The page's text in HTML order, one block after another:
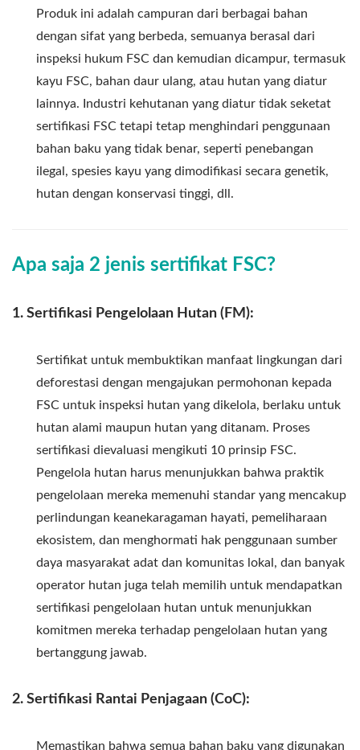
Produk ini adalah campuran dari berbagai bahan
dengan sifat yang berbeda, semuanya berasal dari
inspeksi hukum FSC dan kemudian dicampur, termasuk
kayu FSC, bahan daur ulang, atau hutan yang diatur
lainnya. Industri kehutanan yang diatur tidak seketat
sertifikasi FSC tetapi tetap menghindari penggunaan
bahan baku yang tidak benar, seperti penebangan
ilegal, spesies kayu yang dimodifikasi secara genetik,
hutan dengan konservasi tinggi, dll.
Apa saja 2 jenis sertifikat FSC?
1. Sertifikasi Pengelolaan Hutan (FM):
Sertifikat untuk membuktikan manfaat lingkungan dari
deforestasi dengan mengajukan permohonan kepada
FSC untuk inspeksi hutan yang dikelola, berlaku untuk
hutan alami maupun hutan yang ditanam. Proses
sertifikasi dievaluasi mengikuti 10 prinsip FSC.
Pengelola hutan harus menunjukkan bahwa praktik
pengelolaan mereka memenuhi standar yang mencakup
perlindungan keanekaragaman hayati, pemeliharaan
ekosistem, dan menghormati hak penggunaan sumber
daya masyarakat adat dan komunitas lokal, dan banyak
operator hutan juga telah memilih untuk mendapatkan
sertifikasi pengelolaan hutan untuk menunjukkan
komitmen mereka terhadap pengelolaan hutan yang
bertanggung jawab.
2. Sertifikasi Rantai Penjagaan (CoC):
Memastikan bahwa semua bahan baku yang digunakan